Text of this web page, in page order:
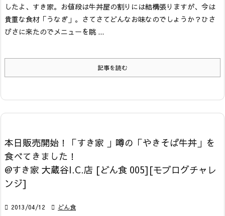
したよ、すき家。 お値段は牛丼屋の割りには結構張りますが、今は
貴重な食材「うなぎ」。さてさてどんなお味なのでしょうか？ひさ
びさに来たのでメニューを眺 ...
記事を読む
本日販売開始！「すき家 」噂の「やきそば牛丼」を
食べてきました！
@すき家 大蔵谷I.C.店 [どん食 005][モブログチャレ
ンジ]
 2013/04/12  どん食